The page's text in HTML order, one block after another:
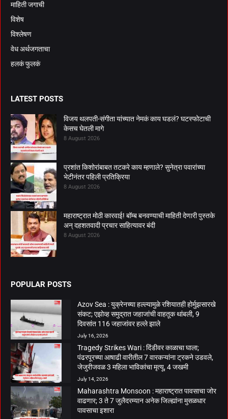
माहिती जगाची
विशेष
विश्लेषण
वेध अर्थजगताचा
हलकं फुलकं
LATEST POSTS
विजय थलपती-संगीता यांच्यात नेमकं काय घडलं? घटस्फोटाची
केसच घेतली मागे
8 August 2026
प्रशांत किशोरांबाबत तटकरे काय म्हणाले? सुनेत्रा पवारांच्या
भेटीनंतर पहिली प्रतिक्रिया
8 August 2026
महाराष्ट्रात मोठी कारवाई! बॉम्ब बनवण्याची माहिती देणारी पुस्तके
अन् दहशतवादी प्रचार साहित्यावर बंदी
8 August 2026
POPULAR POSTS
Azov Sea : युक्रेनच्या हल्ल्यामुळे रशियातही होर्मुझसारखे
संकट; एझोव्ह समुद्रात जहाजांची वाहतूक थांबली, 9
दिवसांत 116 जहाजांवर हल्ले झाले
July 16, 2026
Tragedy Strikes Wari : दिंडीवर काळाचा घाला;
पंढरपूरच्या आषाढी वारीतील 7 वारकऱ्यांना ट्रकने उडवले,
जेजुरीजवळ 3 महिला भाविकांचा मृत्यू, 4 जखमी
July 14, 2026
Maharashtra Monsoon : महाराष्ट्रात पावसाचा जोर
वाढणार; 3 ते 7 जुलैदरम्यान अनेक जिल्ह्यांना मुसळधार
पावसाचा इशारा